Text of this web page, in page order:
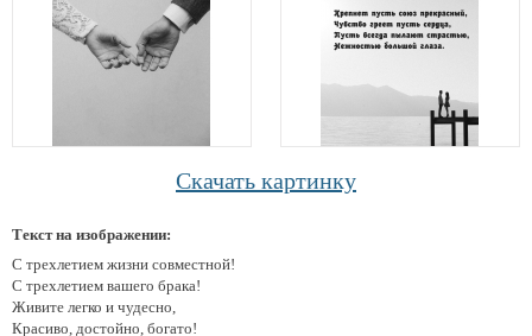
Скачать картинку
Текст на изображении:
С трехлетием жизни совместной!
С трехлетием вашего брака!
Живите легко и чудесно,
Красиво, достойно, богато!